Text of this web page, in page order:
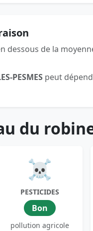
dessous de la
PESMES peut
du
☠️
PESTICIDES
Bon
pollution agricole